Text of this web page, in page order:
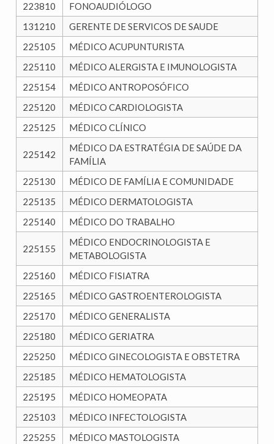
223810
FONOAUDIÓLOGO
131210
GERENTE DE SERVICOS DE SAUDE
225105
MÉDICO ACUPUNTURISTA
225110
MÉDICO ALERGISTA E IMUNOLOGISTA
225154
MÉDICO ANTROPOSÓFICO
225120
MÉDICO CARDIOLOGISTA
225125
MÉDICO CLÍNICO
225142
MÉDICO DA ESTRATÉGIA DE SAÚDE DA
FAMÍLIA
225130
MÉDICO DE FAMÍLIA E COMUNIDADE
225135
MÉDICO DERMATOLOGISTA
225140
MÉDICO DO TRABALHO
225155
MÉDICO ENDOCRINOLOGISTA E
METABOLOGISTA
225160
MÉDICO FISIATRA
225165
MÉDICO GASTROENTEROLOGISTA
225170
MÉDICO GENERALISTA
225180
MÉDICO GERIATRA
225250
MÉDICO GINECOLOGISTA E OBSTETRA
225185
MÉDICO HEMATOLOGISTA
225195
MÉDICO HOMEOPATA
225103
MÉDICO INFECTOLOGISTA
225255
MÉDICO MASTOLOGISTA